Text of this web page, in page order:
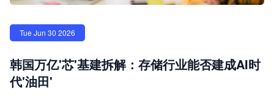
Tue Jun 30 2026
韩国万亿'芯'基建拆解：存储行业能否建成AI时
代'油田'